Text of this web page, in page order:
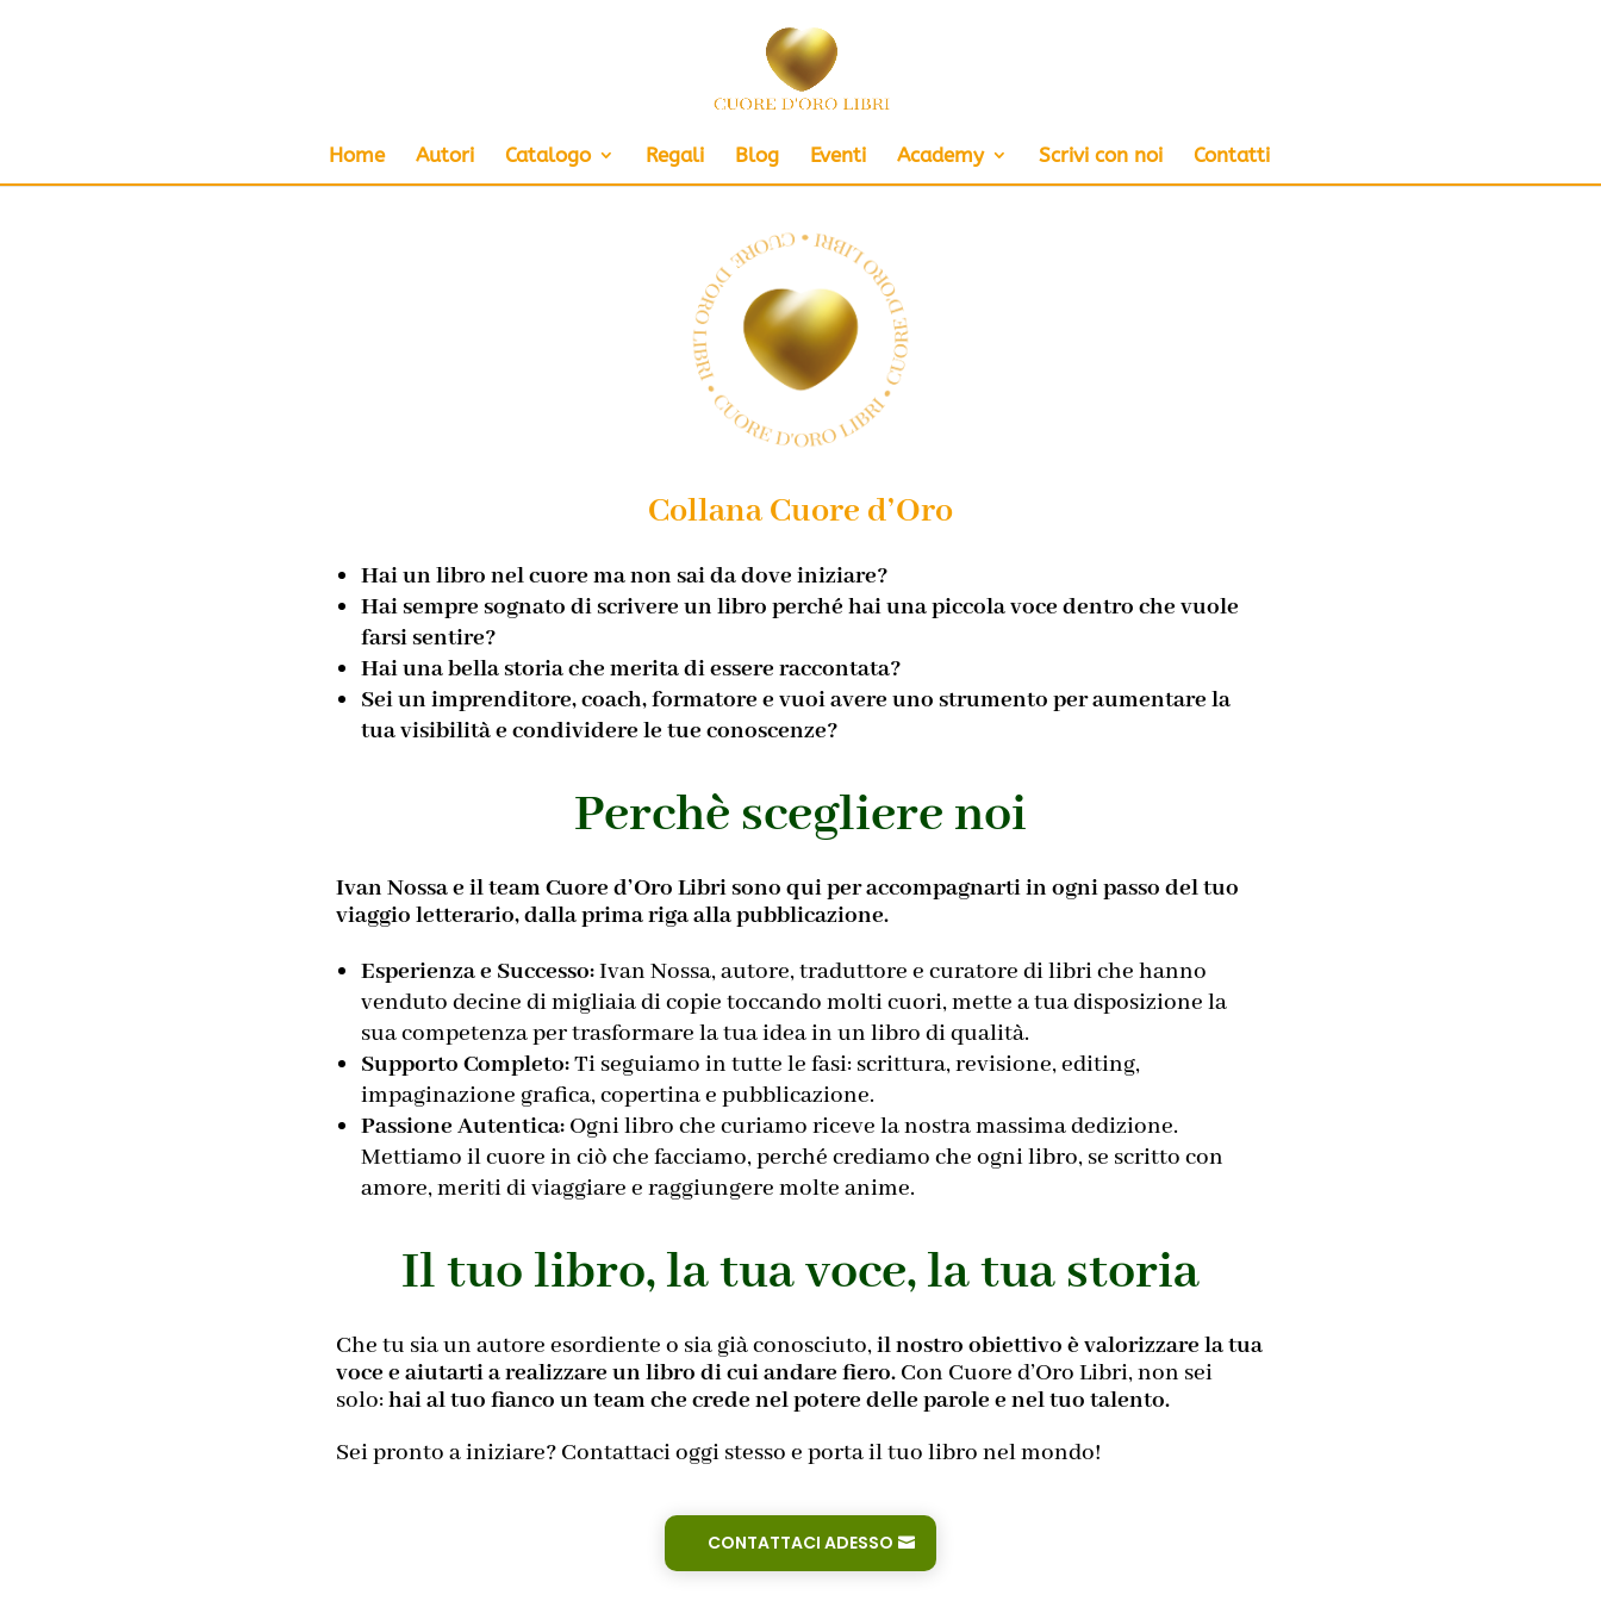
Home Autori Catalogo Regali Blog Eventi Academy Scrivi con noi Contatti
Collana Cuore d’Oro
Hai un libro nel cuore ma non sai da dove iniziare?
Hai sempre sognato di scrivere un libro perché hai una piccola voce dentro che vuole
farsi sentire?
Hai una bella storia che merita di essere raccontata?
Sei un imprenditore, coach, formatore e vuoi avere uno strumento per aumentare la
tua visibilità e condividere le tue conoscenze?
Perchè scegliere noi
Ivan Nossa e il team Cuore d’Oro Libri sono qui per accompagnarti in ogni passo del tuo
viaggio letterario, dalla prima riga alla pubblicazione.
Esperienza e Successo:Ivan Nossa, autore, traduttore e curatore di libri che hanno
venduto decine di migliaia di copie toccando molti cuori, mette a tua disposizione la
sua competenza per trasformare la tua idea in un libro di qualità.
Supporto Completo:Ti seguiamo in tutte le fasi: scrittura, revisione, editing,
impaginazione grafica, copertina e pubblicazione.
Passione Autentica: Ogni libro che curiamo riceve la nostra massima dedizione.
Mettiamo il cuore in ciò che facciamo, perché crediamo che ogni libro, se scritto con
amore, meriti di viaggiare e raggiungere molte anime.
Il tuo libro, la tua voce, la tua storia
Che tu sia un autore esordiente o sia già conosciuto,il nostro obiettivo è valorizzare la tua
voce e aiutarti a realizzare un libro di cui andare fiero. Con Cuore d’Oro Libri, non sei
solo:hai al tuo fianco un team che crede nel potere delle parole e nel tuo talento.
Sei pronto a iniziare? Contattaci oggi stesso e porta il tuo libro nel mondo!
CONTATTACI ADESSO